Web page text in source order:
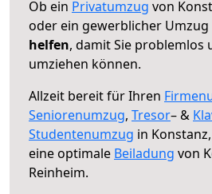
Ob ein Privatumzug von
oder ein gewerblicher Umzug
helfen, damit Sie problemlos
umziehen können.
Allzeit bereit für Ihren
Seniorenumzug, Tresor– &
Studentenumzug in Konstanz,
eine optimale Beiladung von
Reinheim.